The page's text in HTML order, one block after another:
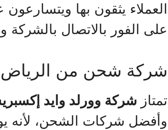
العملاء يثقون بها ويتسارعون
على الفور بالاتصال
شركة شحن من
تمتاز شركة وورلد وايد
وأفضل شركات الشحن، لأنه